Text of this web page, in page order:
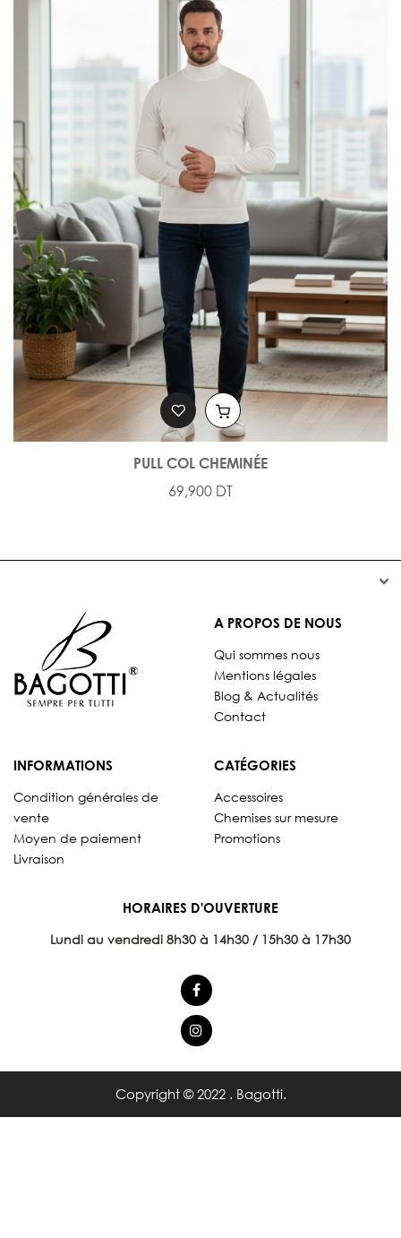
PULL COL CHEMINÉE
69,900 DT


A PROPOS DE NOUS
Qui sommes nous
Mentions légales
Blog & Actualités
Contact
INFORMATIONS
Condition générales de
vente
Moyen de paiement
Livraison
CATÉGORIES
Accessoires
Chemises sur mesure
Promotions
HORAIRES D'OUVERTURE
Lundi au vendredi 8h30 à 14h30 / 15h30 à 17h30
Copyright © 2022 . Bagotti.